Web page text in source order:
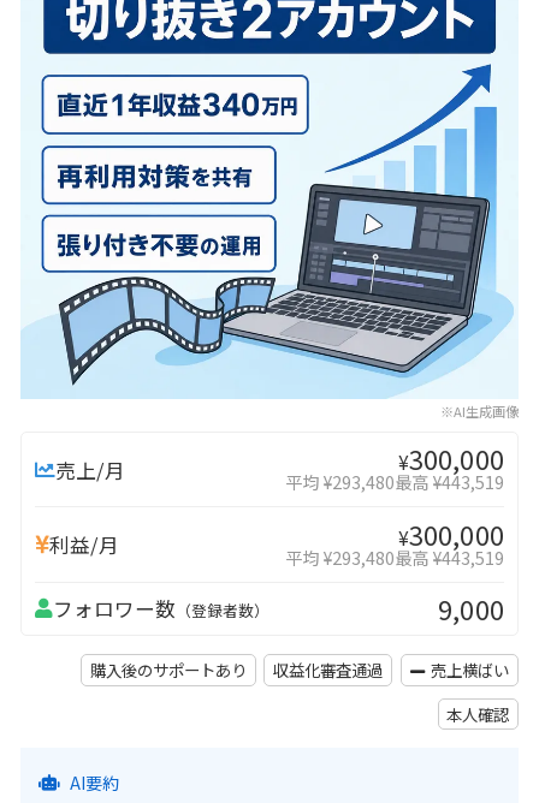
※AI生成画像
売上/月 ¥300,000
平均 ¥293,480最高 ¥443,519
利益/月 ¥300,000
平均 ¥293,480最高 ¥443,519
フォロワー数 （登録者数） 9,000
購入後のサポートあり 収益化審査通過
売上横ばい
本人確認
AI要約